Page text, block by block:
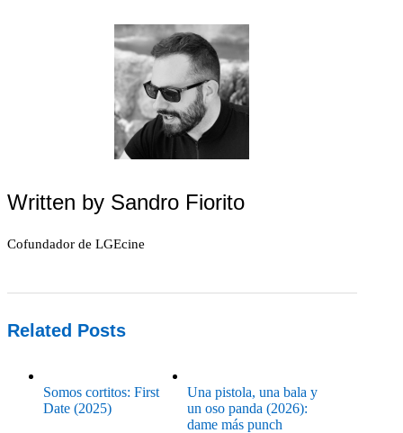
Written by Sandro Fiorito
Cofundador de LGEcine
Related Posts
Somos cortitos: First
Date (2025)
Una pistola, una bala y
un oso panda (2026):
dame más punch